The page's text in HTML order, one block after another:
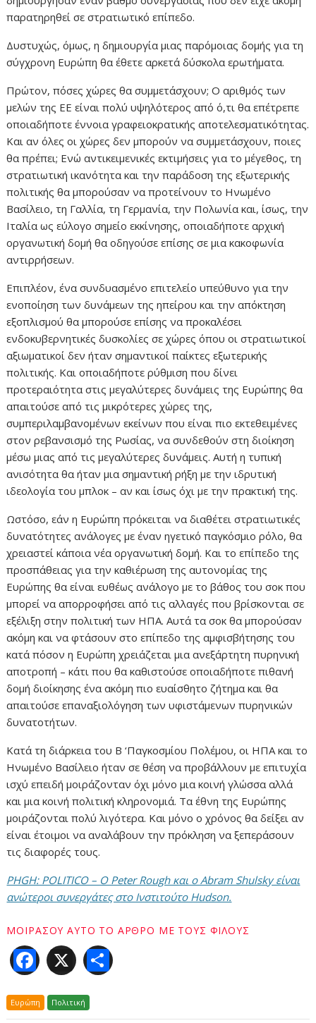
παρατηρηθεί σε στρατιωτικό επίπεδο.
Δυστυχώς, όμως, η δημιουργία μιας παρόμοιας δομής για τη
σύγχρονη Ευρώπη θα έθετε αρκετά δύσκολα ερωτήματα.
Πρώτον, πόσες χώρες θα συμμετάσχουν; Ο αριθμός των
μελών της ΕΕ είναι πολύ υψηλότερος από ό,τι θα επέτρεπε
οποιαδήποτε έννοια γραφειοκρατικής αποτελεσματικότητας.
Και αν όλες οι χώρες δεν μπορούν να συμμετάσχουν, ποιες
θα πρέπει; Ενώ αντικειμενικές εκτιμήσεις για το μέγεθος, τη
στρατιωτική ικανότητα και την παράδοση της εξωτερικής
πολιτικής θα μπορούσαν να προτείνουν το Ηνωμένο
Βασίλειο, τη Γαλλία, τη Γερμανία, την Πολωνία και, ίσως, την
Ιταλία ως εύλογο σημείο εκκίνησης, οποιαδήποτε αρχική
οργανωτική δομή θα οδηγούσε επίσης σε μια κακοφωνία
αντιρρήσεων.
Επιπλέον, ένα συνδυασμένο επιτελείο υπεύθυνο για την
ενοποίηση των δυνάμεων της ηπείρου και την απόκτηση
εξοπλισμού θα μπορούσε επίσης να προκαλέσει
ενδοκυβερνητικές δυσκολίες σε χώρες όπου οι στρατιωτικοί
αξιωματικοί δεν ήταν σημαντικοί παίκτες εξωτερικής
πολιτικής. Και οποιαδήποτε ρύθμιση που δίνει
προτεραιότητα στις μεγαλύτερες δυνάμεις της Ευρώπης θα
απαιτούσε από τις μικρότερες χώρες της,
συμπεριλαμβανομένων εκείνων που είναι πιο εκτεθειμένες
στον ρεβανσισμό της Ρωσίας, να συνδεθούν στη διοίκηση
μέσω μιας από τις μεγαλύτερες δυνάμεις. Αυτή η τυπική
ανισότητα θα ήταν μια σημαντική ρήξη με την ιδρυτική
ιδεολογία του μπλοκ – αν και ίσως όχι με την πρακτική της.
Ωστόσο, εάν η Ευρώπη πρόκειται να διαθέτει στρατιωτικές
δυνατότητες ανάλογες με έναν ηγετικό παγκόσμιο ρόλο, θα
χρειαστεί κάποια νέα οργανωτική δομή. Και το επίπεδο της
προσπάθειας για την καθιέρωση της αυτονομίας της
Ευρώπης θα είναι ευθέως ανάλογο με το βάθος του σοκ που
μπορεί να απορροφήσει από τις αλλαγές που βρίσκονται σε
εξέλιξη στην πολιτική των ΗΠΑ. Αυτά τα σοκ θα μπορούσαν
ακόμη και να φτάσουν στο επίπεδο της αμφισβήτησης του
κατά πόσον η Ευρώπη χρειάζεται μια ανεξάρτητη πυρηνική
αποτροπή – κάτι που θα καθιστούσε οποιαδήποτε πιθανή
δομή διοίκησης ένα ακόμη πιο ευαίσθητο ζήτημα και θα
απαιτούσε επαναξιολόγηση των υφιστάμενων πυρηνικών
δυνατοτήτων.
Κατά τη διάρκεια του Β ‘Παγκοσμίου Πολέμου, οι ΗΠΑ και το
Ηνωμένο Βασίλειο ήταν σε θέση να προβάλλουν με επιτυχία
ισχύ επειδή μοιράζονταν όχι μόνο μια κοινή γλώσσα αλλά
και μια κοινή πολιτική κληρονομιά. Τα έθνη της Ευρώπης
μοιράζονται πολύ λιγότερα. Και μόνο ο χρόνος θα δείξει αν
είναι έτοιμοι να αναλάβουν την πρόκληση να ξεπεράσουν
τις διαφορές τους.
PHGH: POLITICO – Ο Peter Rough και ο Abram Shulsky είναι
ανώτεροι συνεργάτες στο Ινστιτούτο Hudson.
F
ac
e
X Μ
οι
ρ
Ευρώπη Πολιτική